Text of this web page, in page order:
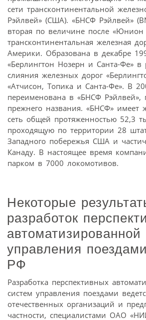
сети трансконтинентальной
Рэйлвей» (США). «БНСФ Рэйлвей»
вторая по величине после «Юнион
трансконтинентальная железная
Америки. Образована в декабре
«Берлингтон Нозерн и Санта-Фе» в
слияния железных дорог
«Атчисон, Топика и Санта-Фе». В
переименована в «БНСФ
прежнего названия. «БНСФ» имеет
сеть общей протяженностью 52,3
проходящую по территории 28
Западного побережья США и
Канаду. В настоящее время
парком в 7000 локомотивов.
Некоторые
разработок
управления
РФ
Разработка перспективных
систем управления поездами
отечественных организаций и
частности, специалистами ОАО